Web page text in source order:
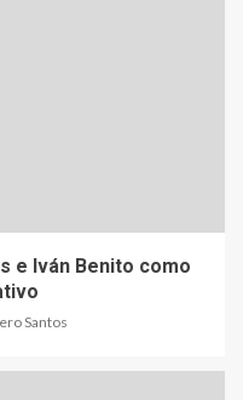
e Iván Benito como
Santos